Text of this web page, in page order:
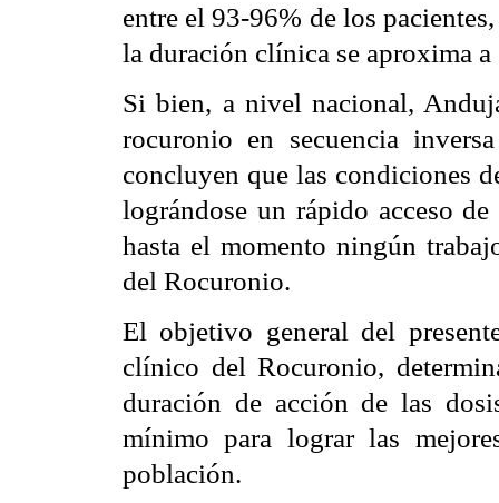
entre el 93-96% de los
la duración clínica se aproxima a
Si bien, a nivel nacional,
rocuronio en secuencia
concluyen que las condiciones
lográndose un rápido acceso
hasta el momento ningún
del Rocuronio.
El objetivo general del
clínico del Rocuronio,
duración de acción de las
mínimo para lograr las
población.